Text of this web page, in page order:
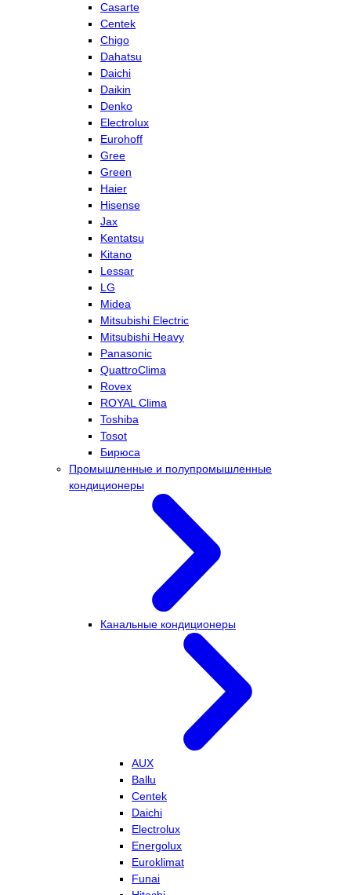
Casarte
Centek
Chigo
Dahatsu
Daichi
Daikin
Denko
Electrolux
Eurohoff
Gree
Green
Haier
Hisense
Jax
Kentatsu
Kitano
Lessar
LG
Midea
Mitsubishi Electric
Mitsubishi Heavy
Panasonic
QuattroClima
Rovex
ROYAL Clima
Toshiba
Tosot
Бирюса
Промышленные и полупромышленные
кондиционеры
Канальные кондиционеры
AUX
Ballu
Centek
Daichi
Electrolux
Energolux
Euroklimat
Funai